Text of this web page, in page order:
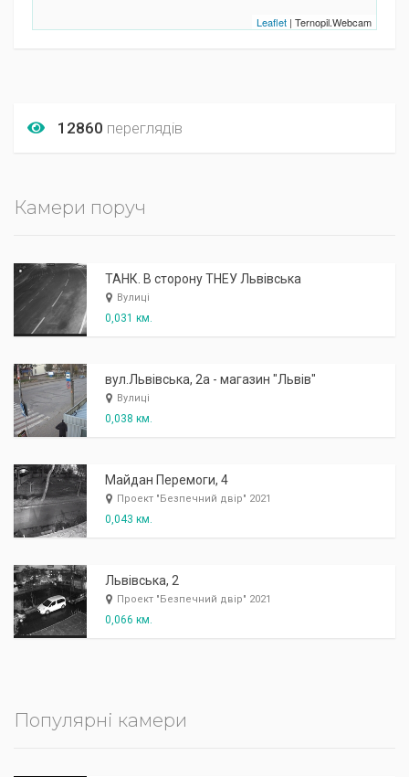
Leaflet | Ternopil.Webcam
12860 переглядів
Камери поруч
ТАНК. В сторону ТНЕУ Львівська
Вулиці
0,031 км.
вул.Львівська, 2а - магазин "Львів"
Вулиці
0,038 км.
Майдан Перемоги, 4
Проект "Безпечний двір" 2021
0,043 км.
Львівська, 2
Проект "Безпечний двір" 2021
0,066 км.
Популярні камери